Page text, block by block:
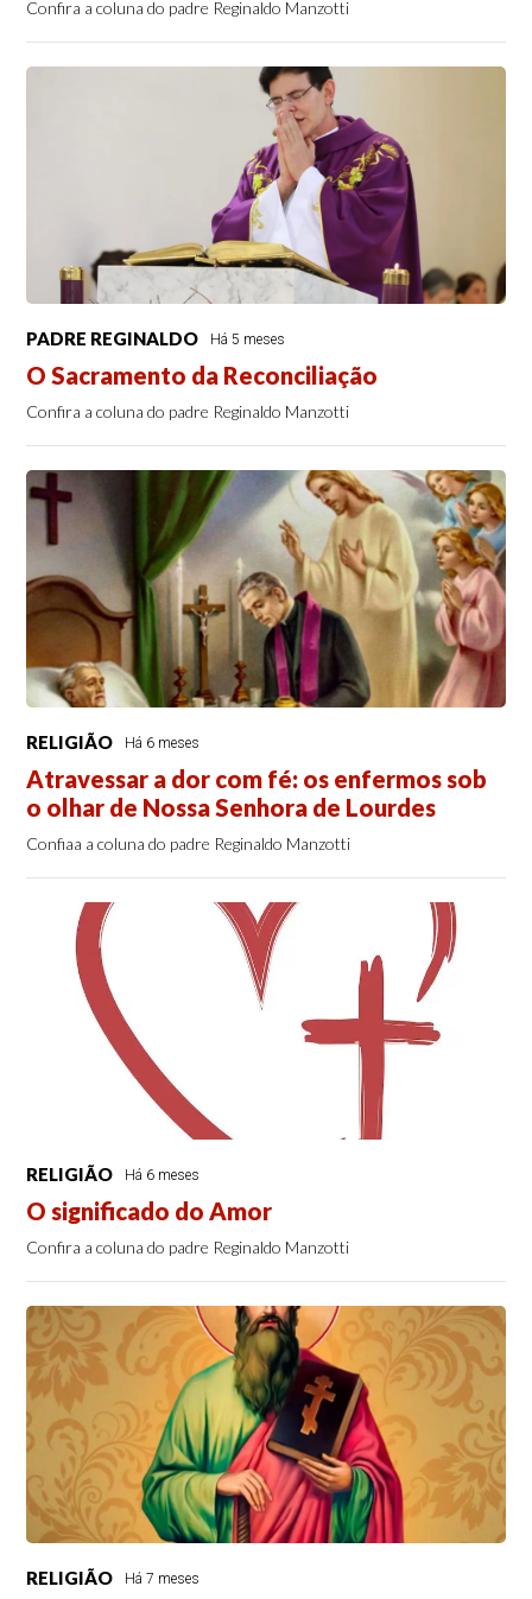
Confira a coluna do padre Reginaldo Manzotti
PADRE REGINALDO Há 5 meses
O Sacramento da Reconciliação
Confira a coluna do padre Reginaldo Manzotti
RELIGIÃO Há 6 meses
Atravessar a dor com fé: os enfermos sob
o olhar de Nossa Senhora de Lourdes
Confiaa a coluna do padre Reginaldo Manzotti
RELIGIÃO Há 6 meses
O significado do Amor
Confira a coluna do padre Reginaldo Manzotti
RELIGIÃO Há 7 meses